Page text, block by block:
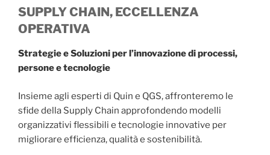
SUPPLY CHAIN, ECCELLENZA
OPERATIVA
Strategie e Soluzioni per l’innovazione di processi,
persone e tecnologie
Insieme agli esperti di Quin e QGS, affronteremo le
sfide della Supply Chain approfondendo modelli
organizzativi flessibili e tecnologie innovative per
migliorare efficienza, qualità e sostenibilità.